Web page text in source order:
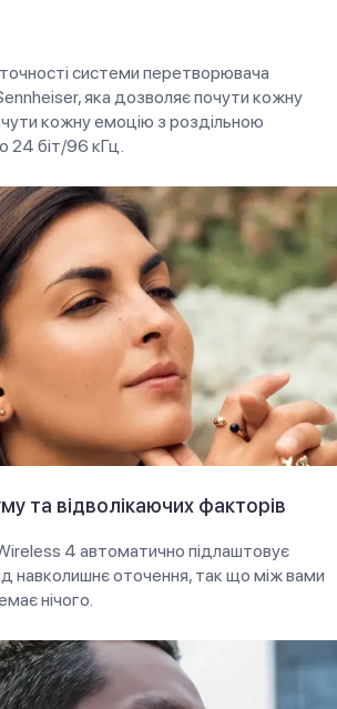
системи перетворювача
яка дозволяє почути кожну
кожну емоцію з роздільною
24 біт/96 кГц.
та відволікаючих факторів
4 автоматично підлаштовує
навколишнє оточення, так що між вами
нічого.